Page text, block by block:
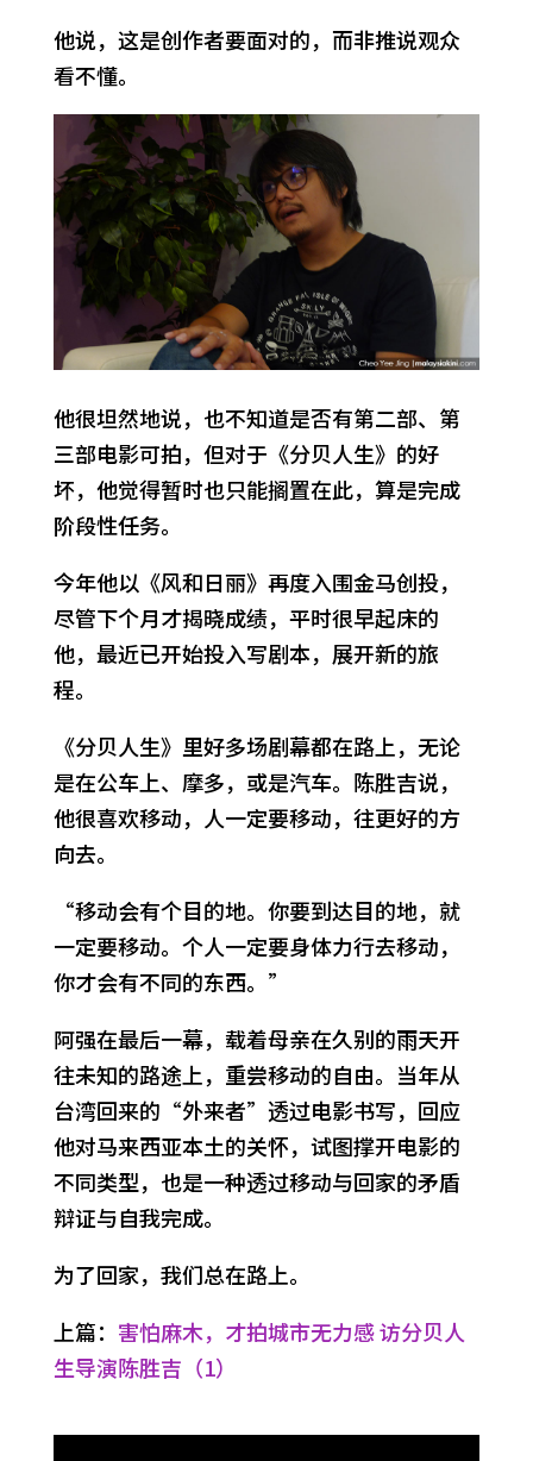
他说，这是创作者要面对的，而非推说观众
看不懂。
他很坦然地说，也不知道是否有第二部、第
三部电影可拍，但对于《分贝人生》的好
坏，他觉得暂时也只能搁置在此，算是完成
阶段性任务。
今年他以《风和日丽》再度入围金马创投，
尽管下个月才揭晓成绩，平时很早起床的
他，最近已开始投入写剧本，展开新的旅
程。
《分贝人生》里好多场剧幕都在路上，无论
是在公车上、摩多，或是汽车。陈胜吉说，
他很喜欢移动，人一定要移动，往更好的方
向去。
“移动会有个目的地。你要到达目的地，就
一定要移动。个人一定要身体力行去移动，
你才会有不同的东西。”
阿强在最后一幕，载着母亲在久别的雨天开
往未知的路途上，重尝移动的自由。当年从
台湾回来的“外来者”透过电影书写，回应
他对马来西亚本土的关怀，试图撑开电影的
不同类型，也是一种透过移动与回家的矛盾
辩证与自我完成。
为了回家，我们总在路上。
上篇： 害怕麻木，才拍城市无力感 访分贝人
生导演陈胜吉（1）